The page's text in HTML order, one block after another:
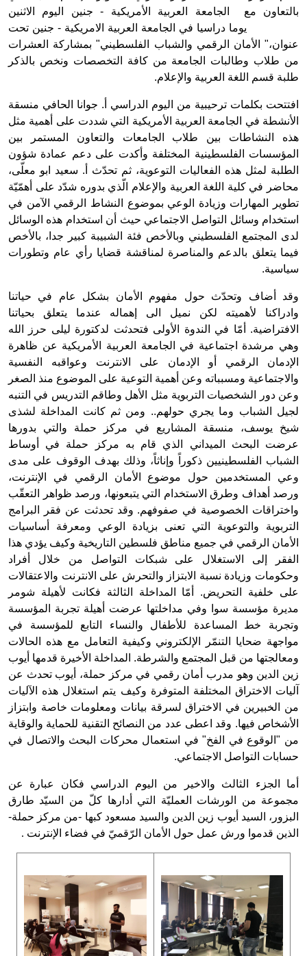
بالتعاون مع الجامعة العربية الأمريكية - جنين اليوم الاثنين
5/11/2018 يوما دراسيا في الجامعة العربية الامريكية - جنين تحت
عنوان،" الأمان الرقمي والشباب الفلسطيني" بمشاركة العشرات
من طلاب وطالبات الجامعة من كافة التخصصات ونخص بالذكر
طلبة قسم اللغة العربية والإعلام.
افتتحت بكلمات ترحيبية من اليوم الدراسي أ. جوانا الحافي منسقة
الأنشطة في الجامعة العربية الأمريكية التي شددت على أهمية مثل
هذه النشاطات بين طلاب الجامعات والتعاون المستمر بين
المؤسسات الفلسطينية المختلفة وأكدت على دعم عمادة شؤون
الطلبة لمثل هذه الفعاليات التوعوية، ثم تحدّث أ. سعيد ابو معلّى،
محاضر في كلية اللغة العربية والإعلام الّذي بدوره شدّد على أهمّيّة
تطوير المهارات وزيادة الوعي بموضوع النشاط الرقمي الآمن في
استخدام وسائل التواصل الاجتماعي حيث أن استخدام هذه الوسائل
لدى المجتمع الفلسطيني وبالأخص فئة الشبيبة كبير جدا، بالأخص
فيما يتعلق بالدعم والمناصرة لمناقشة قضايا رأي عام وتطورات
سياسية.
وقد أضاف وتحدّث حول مفهوم الأمان بشكل عام في حياتنا
وادراكنا لأهميته لكن نميل الى إهماله عندما يتعلق بحياتنا
الافتراضية. أمّا في الندوة الأولى فتحدثت لدكتورة ليلى حرز الله
وهي مرشدة اجتماعية في الجامعة العربية الأمريكية عن ظاهرة
الإدمان الرقمي أو الإدمان على الانترنت وعواقبه النفسية
والاجتماعية ومسبباته وعن أهمية التوعية على الموضوع منذ الصغر
وعن دور الشخصيات التربوية مثل الأهل وطاقم التدريس في التنبه
لجيل الشباب وما يجري حولهم.. ومن ثم كانت المداخلة لشذى
شيخ يوسف، منسقة المشاريع في مركز حملة والتي بدورها
عرضت البحث الميداني الذي قام به مركز حملة في أوساط
الشباب الفلسطينيين ذكوراً وإناثاً، وذلك بهدف الوقوف على مدى
وعي المستخدمين حول موضوع الأمان الرقمي في الإنترنت،
ورصد أهداف وطرق الاستخدام التي يتبعونها، ورصد ظواهر التعقّب
واختراقات الخصوصية في صفوفهم. وقد تحدثت عن فقر البرامج
التربوية والتوعوية التي تعنى بزيادة الوعي ومعرفة أساسيات
الأمان الرقمي في جميع مناطق فلسطين التاريخية وكيف يؤدي هذا
الفقر إلى الاستغلال على شبكات التواصل من خلال أفراد
وحكومات وزيادة نسبة الابتزاز والتحرش على الانترنت والاعتقالات
على خلفية التحريض. أمّا المداخلة الثالثة فكانت لأهيلة شومر
مديرة مؤسسة سوا وفي مداخلتها عرضت أهيلة تجربة المؤسسة
وتجربة خط المساعدة للأطفال والنساء التابع للمؤسسة في
مواجهة ضحايا التنمّر الإلكتروني وكيفية التعامل مع هذه الحالات
ومعالجتها من قبل المجتمع والشرطة. المداخلة الأخيرة قدمها أيوب
زين الدين وهو مدرب أمان رقمي في مركز حملة، أيوب تحدث عن
آليات الاختراق المختلفة المتوفرة وكيف يتم استغلال هذه الآليات
من الخبيرين في الاختراق لسرقة بيانات ومعلومات خاصة وابتزاز
الأشخاص فيها. وقد اعطى عدد من النصائح التقنية للحماية والوقاية
من "الوقوع في الفخ" في استعمال محركات البحث والاتصال في
حسابات التواصل الاجتماعي.
أما الجزء الثالث والاخير من اليوم الدراسي فكان عبارة عن
مجموعة من الورشات العمليّة التي أدارها كلّ من السيّد طارق
البزور، السيد أيوب زين الدين والسيد مسعود كبها -من مركز حملة-
الذين قدموا ورش عمل حول الأمان الرّقميّ في فضاء الإنترنت .